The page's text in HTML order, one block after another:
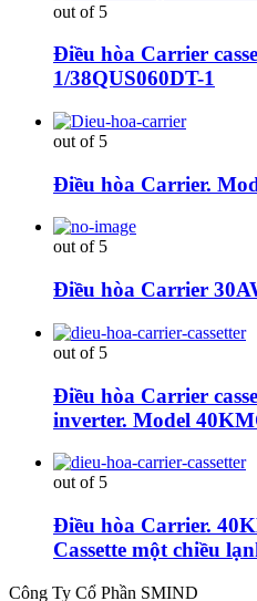
out of 5
Điều hòa Carrier
1/38QUS060DT-1
out of 5
Điều hòa Carrier.
out of 5
Điều hòa Carrier
out of 5
Điều hòa Carrier
inverter. Model
out of 5
Điều hòa Carrier.
Cassette một chiều
Công Ty Cổ Phần SMIND